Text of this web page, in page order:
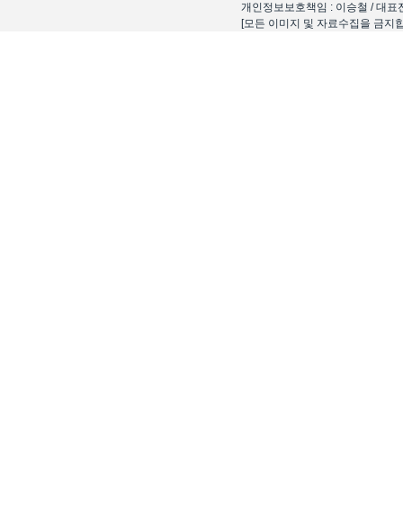
개인정보보호책임 : 이승철 / 대
[모든 이미지 및 자료수집을 금지